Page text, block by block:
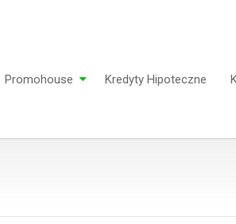
Promohouse Kredyty Hipoteczne